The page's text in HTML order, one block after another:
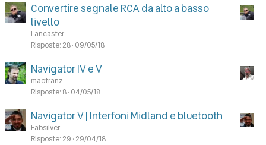
Convertire segnale RCA da alto a basso
livello
Lancaster
Risposte 28 09/05/18
Navigator IV e V
macfranz
Risposte 8 04/05/18
Navigator V | Interfoni Midland e bluetooth
Fabsilver
Risposte 29 29/04/18